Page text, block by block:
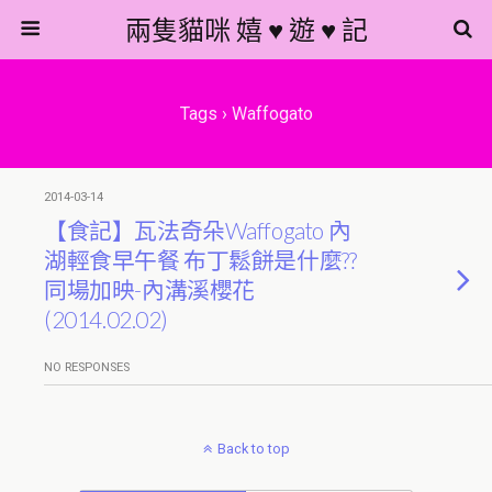
兩隻貓咪 嬉 ♥ 遊 ♥ 記
Tags › Waffogato
2014-03-14
【食記】瓦法奇朵Waffogato 內
湖輕食早午餐 布丁鬆餅是什麼??
同場加映-內溝溪櫻花
(2014.02.02)
NO RESPONSES
Back to top